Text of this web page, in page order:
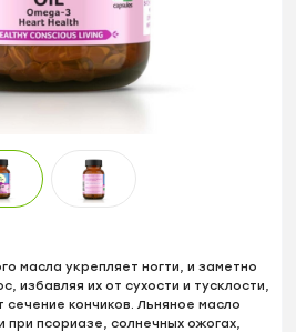
масла укрепляет ногти, и заметно
избавляя их от сухости и тусклости,
кончиков. Льняное масло
при псориазе, солнечных ожогах,